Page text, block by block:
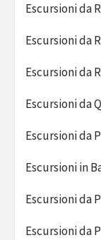
Escursioni da
Escursioni da
Escursioni da
Escursioni da
Escursioni da
Escursioni in
Escursioni da
Escursioni da